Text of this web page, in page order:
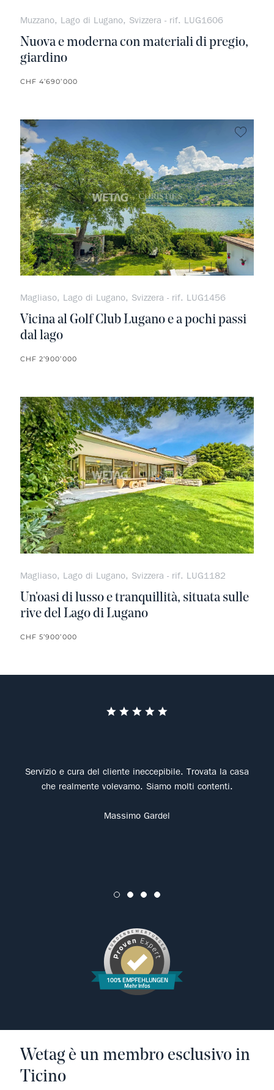
Muzzano, Lago di Lugano, Svizzera - rif. LUG1606
Nuova e moderna con materiali di pregio,
giardino
CHF 4’690’000
Magliaso, Lago di Lugano, Svizzera - rif. LUG1456
Vicina al Golf Club Lugano e a pochi passi
dal lago
CHF 2’900’000
Non
Magliaso, Lago di Lugano, Svizzera - rif. LUG1182
Un'oasi di lusso e tranquillità, situata sulle
rive del Lago di Lugano
CHF 5’900’000
Servizio e cura del cliente ineccepibile. Trovata la casa
che realmente volevamo. Siamo molti contenti.
Massimo Gardel
100% EMPFEHLUNGEN
Mehr Infos
Wetag è un membro esclusivo in
Ticino